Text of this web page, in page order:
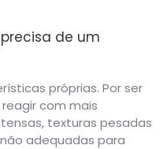
de um
próprias. Por ser
com mais
texturas pesadas
adequadas para